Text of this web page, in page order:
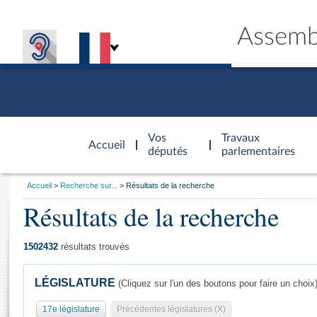
Accueil
d'accueil
Vos
députés
Travaux
parlementaires
Général
Vous
Accueil Recherche sur... Résultats de la recherche
Résultats de la recherche
1502432 résultats trouvés
LÉGISLATURE (Cliquez sur l'un des boutons pour faire un choix)
17e législature Précédentes législatures (X)